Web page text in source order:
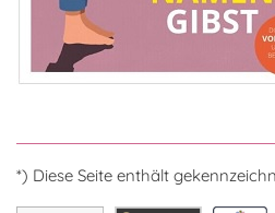
*) Diese Seite enthält